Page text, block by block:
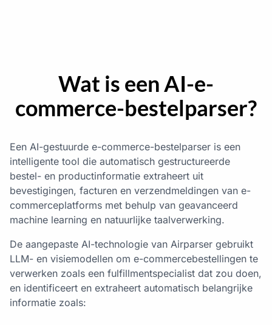
Wat is een AI-e-
commerce-bestelparser?
Een AI-gestuurde e-commerce-bestelparser is een
intelligente tool die automatisch gestructureerde
bestel- en productinformatie extraheert uit
bevestigingen, facturen en verzendmeldingen van e-
commerceplatforms met behulp van geavanceerd
machine learning en natuurlijke taalverwerking.
De aangepaste AI-technologie van Airparser gebruikt
LLM- en visiemodellen om e-commercebestellingen te
verwerken zoals een fulfillmentspecialist dat zou doen,
en identificeert en extraheert automatisch belangrijke
informatie zoals: